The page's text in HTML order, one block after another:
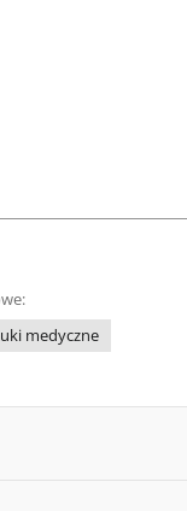
medyczne